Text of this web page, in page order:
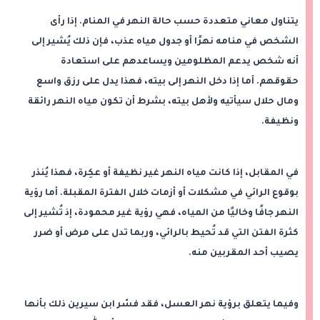
يتناول معاني متعددة حسب حالة النهر في المنام. إذا رأى
الشخص في منامه نهرًا أو جدول مياه عذب، فإن ذلك يُشير إلى
أنه شخص يدعم المظلومين ويساعدهم على استعادة
حقوقهم. أما إذا دخل النهر إلى بيته، فهذا يدل على رزق واسع
ومال حلال سيأتيه ولأهل بيته، بشرط أن تكون مياه النهر رائقة
ونظيفة.
في المقابل، إذا كانت مياه النهر غير نظيفة أو عكِرة، فهذا يُنذر
بوقوع الرائي في مشكلات أو أزمات خلال الفترة المقبلة. أما رؤية
النهر جافًا وخاليًا من المياه، فهي رؤية غير محمودة، إذ تُشير إلى
كثرة الفتن التي قد تُحيط بالرائي، وربما تدل على مرض أو ضرر
يصيب أحد المقربين منه.
وفيما يتعلق برؤية نهر العسل، فقد فسّر ابن سيرين ذلك بأنها